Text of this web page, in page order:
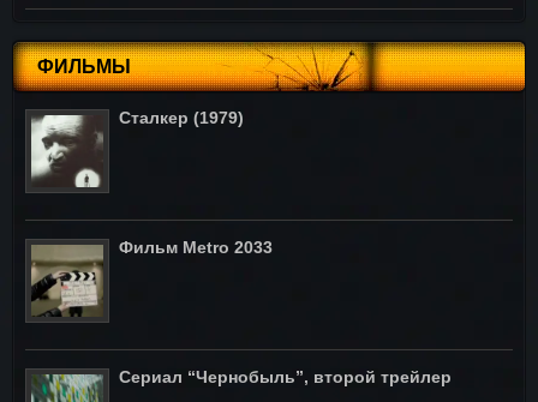
ФИЛЬМЫ
Сталкер (1979)
Фильм Metro 2033
Сериал “Чернобыль”, второй трейлер